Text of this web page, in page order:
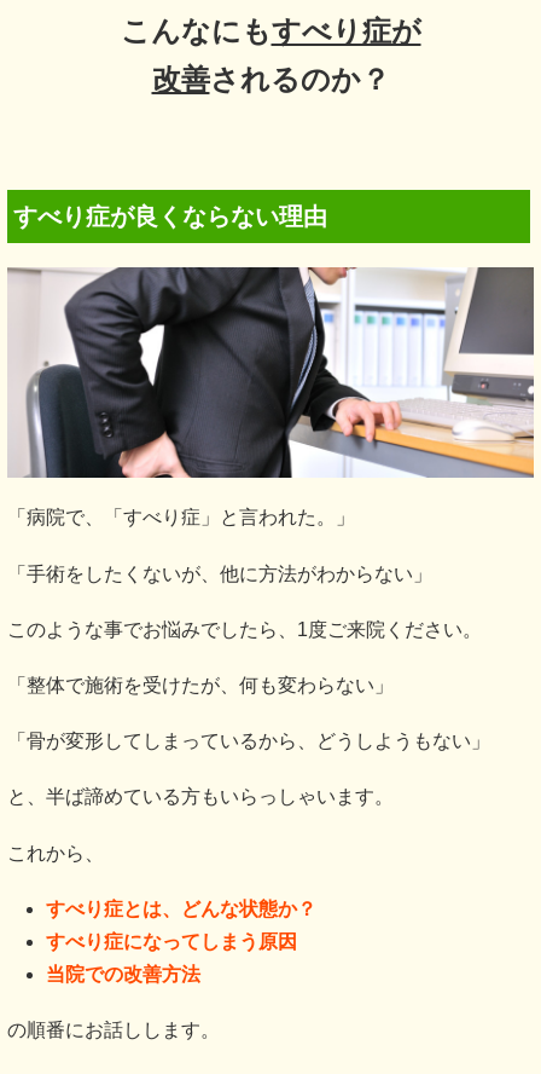
こんなにもすべり症が
改善されるのか？
すべり症が良くならない理由
「病院で、「すべり症」と言われた。」
「手術をしたくないが、他に方法がわからない」
このような事でお悩みでしたら、1度ご来院ください。
「整体で施術を受けたが、何も変わらない」
「骨が変形してしまっているから、どうしようもない」
と、半ば諦めている方もいらっしゃいます。
これから、
すべり症とは、どんな状態か？
すべり症になってしまう原因
当院での改善方法
の順番にお話しします。